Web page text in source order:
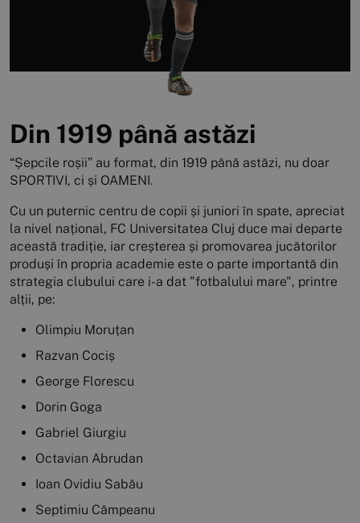
Din 1919 până astăzi
“Șepcile roșii” au format, din 1919 până astăzi, nu doar
SPORTIVI, ci și OAMENI.
Cu un puternic centru de copii și juniori în spate, apreciat
la nivel național, FC Universitatea Cluj duce mai departe
această tradiție, iar creșterea și promovarea jucătorilor
produși în propria academie este o parte importantă din
strategia clubului care i-a dat "fotbalului mare", printre
alții, pe:
Olimpiu Moruțan
Razvan Cociș
George Florescu
Dorin Goga
Gabriel Giurgiu
Octavian Abrudan
Ioan Ovidiu Sabău
Septimiu Câmpeanu